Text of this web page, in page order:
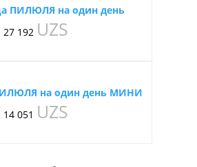
ПИЛЮЛЯ на один день
27 192 UZS
на один день МИНИ
14 051 UZS